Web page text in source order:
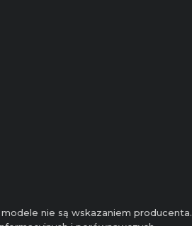
nie są wskazaniem producenta.